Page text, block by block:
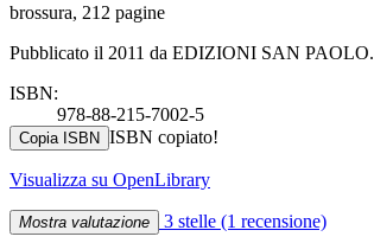
brossura, 212 pagine
Pubblicato il 2011 da EDIZIONI SAN PAOLO.
ISBN:
978-88-215-7002-5
Copia ISBN ISBN copiato!
Visualizza su OpenLibrary
Mostra valutazione 3 stelle (1 recensione)